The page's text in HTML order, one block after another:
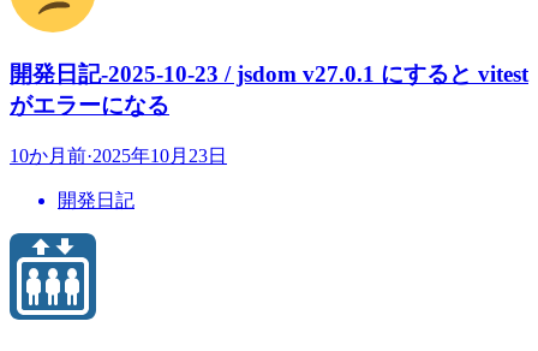
開発日記-2025-10-23 / jsdom v27.0.1 にすると vitest
がエラーになる
10か月前·2025年10月23日
開発日記